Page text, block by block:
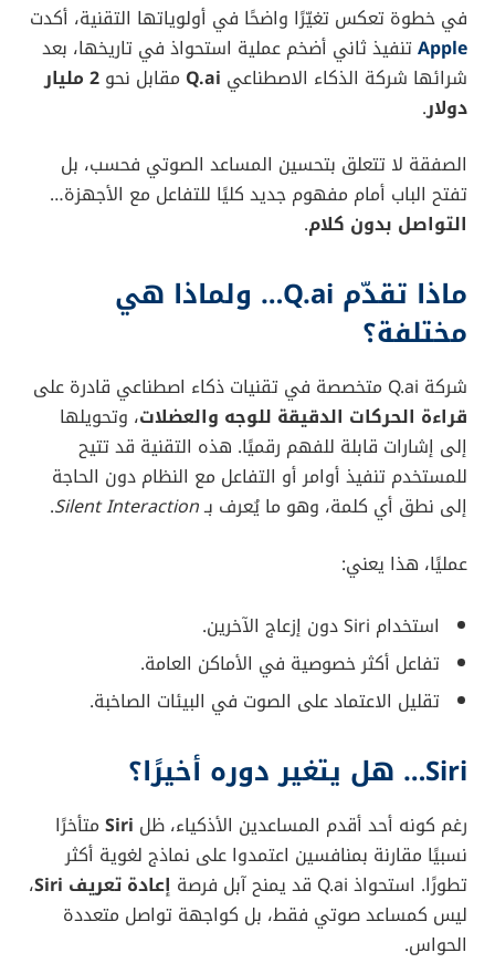
في خطوة تعكس تغيّرًا واضحًا في أولوياتها التقنية، أكدت
Appleتنفيذ ثاني أضخم عملية استحواذ في تاريخها، بعد
شرائها شركة الذكاء الاصطناعي Q.ai مقابل نحو
2 مليار
دولار.
الصفقة لا تتعلق بتحسين المساعد الصوتي فحسب، بل
تفتح الباب أمام مفهوم جديد كليًا للتفاعل مع الأجهزة…
التواصل بدون كلام.
ماذا تقدّم Q.ai… ولماذا هي
مختلفة؟
شركة Q.ai متخصصة في تقنيات ذكاء اصطناعي قادرة على
قراءة الحركات الدقيقة للوجه والعضلات، وتحويلها
إلى إشارات قابلة للفهم رقميًا. هذه التقنية قد تتيح
للمستخدم تنفيذ أوامر أو التفاعل مع النظام دون الحاجة
إلى نطق أي كلمة، وهو ما يُعرف بـSilent Interaction
.
عمليًا، هذا يعني:
استخدام Siri دون إزعاج الآخرين.
تفاعل أكثر خصوصية في الأماكن العامة.
تقليل الاعتماد على الصوت في البيئات الصاخبة.
Siri… هل يتغير دوره أخيرًا؟
رغم كونه أحد أقدم المساعدين الأذكياء، ظل Siri متأخرًا
نسبيًا مقارنة بمنافسين اعتمدوا على نماذج لغوية أكثر
تطورًا. استحواذ Q.ai قد يمنح آبل فرصة
إعادة تعريف Siri
،
ليس كمساعد صوتي فقط، بل كواجهة تواصل متعددة
الحواس.